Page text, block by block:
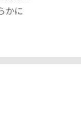
かに